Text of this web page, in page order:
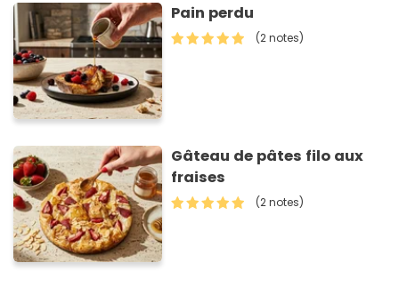
Pain perdu
(2 notes)
Gâteau de pâtes filo aux
fraises
(2 notes)